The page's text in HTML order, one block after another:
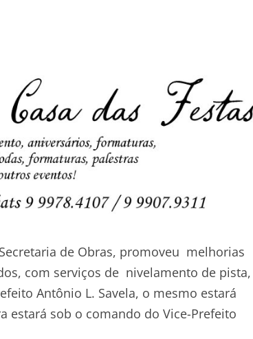
de Obras, promoveu melhorias
com serviços de nivelamento de pista,
Antônio L. Savela, o mesmo estará
estará sob o comando do Vice-Prefeito